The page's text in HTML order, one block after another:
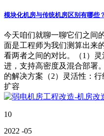
模块化机房与传统机房区别有哪些？
今天咱们就聊一聊它们之间
面是工程师为我们测算出来
看两者之间的对比。（1）
进，支持高密度及混合部署
的解决方案（2）灵活性：
扩容
10
2022 -05